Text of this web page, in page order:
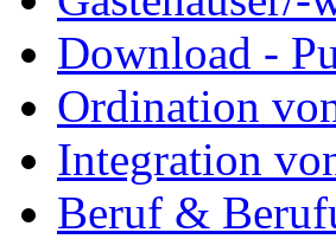
Download -
Ordination
Integration
Beruf &